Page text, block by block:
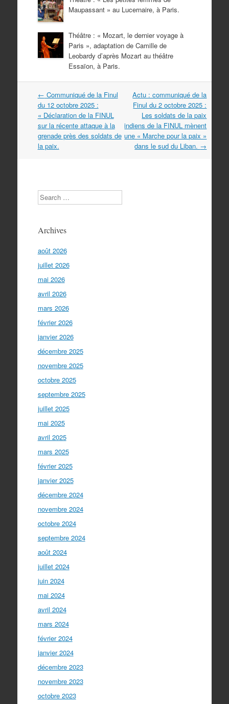
Maupassant » au Lucernaire, à Paris.
Théâtre : « Mozart, le dernier voyage à
Paris », adaptation de Camille de
Leobardy d’après Mozart au théâtre
Essaïon, à Paris.
Navigation
dans
les
articles
← Communiqué de la Finul
du 12 octobre 2025 :
« Déclaration de la FINUL
sur la récente attaque à la
grenade près des soldats de
la paix.
Actu : communiqué de la
Finul du 2 octobre 2025 :
Les soldats de la paix
indiens de la FINUL mènent
une « Marche pour la paix »
dans le sud du Liban. →
Search
Archives
août 2026
juillet 2026
mai 2026
avril 2026
mars 2026
février 2026
janvier 2026
décembre 2025
novembre 2025
octobre 2025
septembre 2025
juillet 2025
mai 2025
avril 2025
mars 2025
février 2025
janvier 2025
décembre 2024
novembre 2024
octobre 2024
septembre 2024
août 2024
juillet 2024
juin 2024
mai 2024
avril 2024
mars 2024
février 2024
janvier 2024
décembre 2023
novembre 2023
octobre 2023